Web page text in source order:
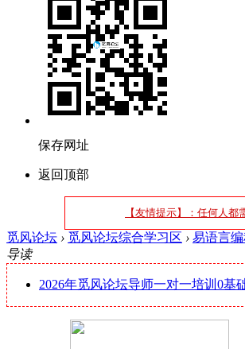
保存网址
返回顶部
【友情提示】：任何人
觅风论坛 › 觅风论坛综合学习区 › 易语言编
导读
2026年觅风论坛导师一对一培训0基